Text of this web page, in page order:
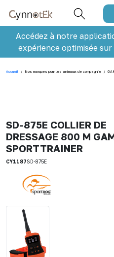
Accédez à notre
expérience optimisée
Accueil / Nos marques pour les animaux de compagnie /
SD-875E COLLIER DE
DRESSAGE 800 M
SPORTTRAINER
CY1187SD-875E